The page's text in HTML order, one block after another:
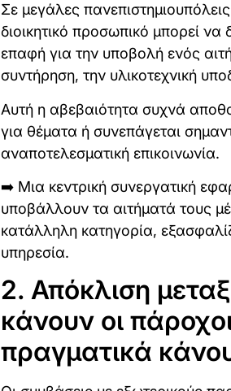
Σε μεγάλες
διοικητικό προσωπικό μπορεί
επαφή για την υποβολή ενός
συντήρηση, την υλικοτεχνική
Αυτή η αβεβαιότητα συχνά
για θέματα ή συνεπάγεται
αναποτελεσματική επικοινωνία.
➡️ Μια κεντρική συνεργατική
υποβάλλουν τα αιτήματά τους
κατάλληλη κατηγορία,
υπηρεσία.
2. Απόκλιση
κάνουν οι
πραγματικά